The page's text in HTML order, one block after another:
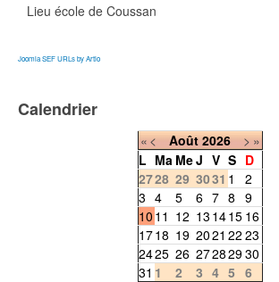
Lieu école de Coussan
Joomla SEF URLs by Artio
Calendrier
«< Août 2026 >»
L Ma MeJ V S D
2728 29 3031 1
2
3 4 5 6 7 8 9
10 11 12 13 1415 16
1718 19 2021 22 23
2425 26 27282930
31 1 2 3 4 5 6